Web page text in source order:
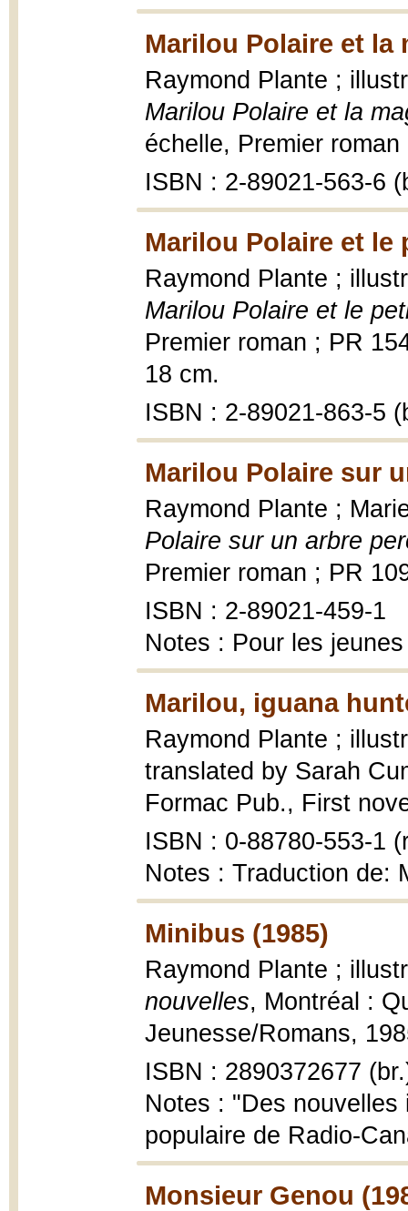
Marilou Polaire et la
Raymond Plante ;
Marilou Polaire et la
échelle, Premier
ISBN : 2-89021-563-6
Marilou Polaire et le
Raymond Plante ;
Marilou Polaire et le
Premier roman ; PR
18 cm.
ISBN : 2-89021-863-5
Marilou Polaire sur
Raymond Plante ;
Polaire sur un arbre
Premier roman ; PR
ISBN : 2-89021-459-1
Notes : Pour les jeunes
Marilou, iguana
Raymond Plante ;
translated by Sarah
Formac Pub., First
ISBN : 0-88780-553-1
Notes : Traduction de:
Minibus (1985)
Raymond Plante ;
nouvelles, Montréal :
Jeunesse/Romans,
ISBN : 2890372677
Notes : "Des
populaire de Radio-
Monsieur Genou